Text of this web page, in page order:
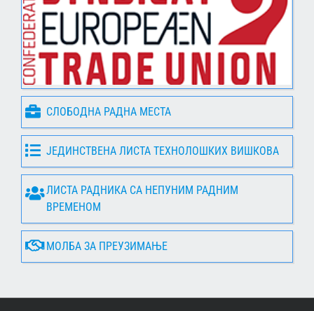
СЛОБОДНА РАДНА МЕСТА
ЈЕДИНСТВЕНА ЛИСТА ТЕХНОЛОШКИХ ВИШКОВА
ЛИСТА РАДНИКА СА НЕПУНИМ РАДНИМ
ВРЕМЕНОМ
МОЛБА ЗА ПРЕУЗИМАЊЕ